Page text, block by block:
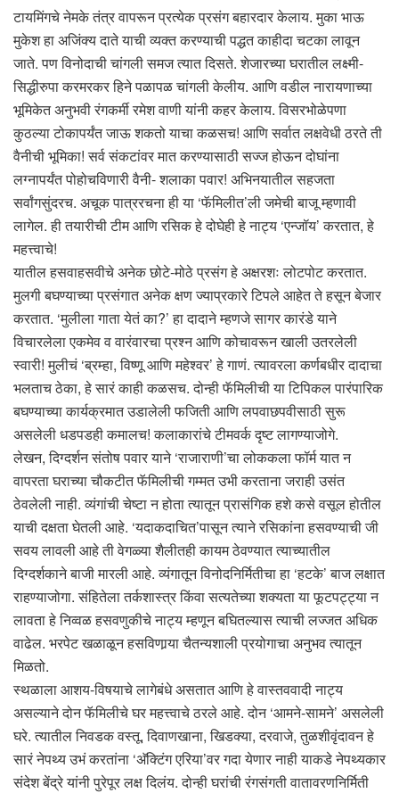
टायमिंगचे नेमके तंत्र वापरून प्रत्येक प्रसंग बहारदार केलाय. मुका भाऊ
मुकेश हा अजिंक्य दाते याची व्यक्त करण्याची पद्धत काहीदा चटका लावून
जाते. पण विनोदाची चांगली समज त्यात दिसते. शेजारच्या घरातील लक्ष्मी-
सिद्धीरुपा करमरकर हिने पळापळ चांगली केलीय. आणि वडील नारायणाच्या
भूमिकेत अनुभवी रंगकर्मी रमेश वाणी यांनी कहर केलाय. विसरभोळेपणा
कुठल्या टोकापर्यंत जाऊ शकतो याचा कळसच! आणि सर्वात लक्षवेधी ठरते ती
वैनीची भूमिका! सर्व संकटांवर मात करण्यासाठी सज्ज होऊन दोघांना
लग्नापर्यंत पोहोचविणारी वैनी- शलाका पवार! अभिनयातील सहजता
सर्वांगसुंदरच. अचूक पात्ररचना ही या ‘फॅमिलीत’ली जमेची बाजू म्हणावी
लागेल. ही तयारीची टीम आणि रसिक हे दोघेही हे नाट्य ‘एन्जॉय’ करतात, हे
महत्त्वाचे!
यातील हसवाहसवीचे अनेक छोटे-मोठे प्रसंग हे अक्षरशः लोटपोट करतात.
मुलगी बघण्याच्या प्रसंगात अनेक क्षण ज्याप्रकारे टिपले आहेत ते हसून बेजार
करतात. ‘मुलीला गाता येतं का?’ हा दादाने म्हणजे सागर कारंडे याने
विचारलेला एकमेव व वारंवारचा प्रश्न आणि कोचावरून खाली उतरलेली
स्वारी! मुलीचं ‘ब्रम्हा, विष्णू आणि महेश्वर’ हे गाणं. त्यावरला कर्णबधीर दादाचा
भलताच ठेका, हे सारं काही कळसच. दोन्ही फॅमिलीची या टिपिकल पारंपारिक
बघण्याच्या कार्यक्रमात उडालेली फजिती आणि लपवाछपवीसाठी सुरू
असलेली धडपडही कमालच! कलाकारांचे टीमवर्क दृष्ट लागण्याजोगे.
लेखन, दिग्दर्शन संतोष पवार याने ‘राजाराणी’चा लोककला फॉर्म यात न
वापरता घराच्या चौकटीत फॅमिलीची गम्मत उभी करताना जराही उसंत
ठेवलेली नाही. व्यंगांची चेष्टा न होता त्यातून प्रासंगिक हशे कसे वसूल होतील
याची दक्षता घेतली आहे. ‘यदाकदाचित’पासून त्याने रसिकांना हसवण्याची जी
सवय लावली आहे ती वेगळ्या शैलीतही कायम ठेवण्यात त्याच्यातील
दिग्दर्शकाने बाजी मारली आहे. व्यंगातून विनोदनिर्मितीचा हा ‘हटके’ बाज लक्षात
राहण्याजोगा. संहितेला तर्कशास्त्र किंवा सत्यतेच्या शक्यता या फूटपट्ट्या न
लावता हे निव्वळ हसवणुकीचे नाट्य म्हणून बघितल्यास त्याची लज्जत अधिक
वाढेल. भरपेट खळाळून हसविणार्‍या चैतन्यशाली प्रयोगाचा अनुभव त्यातून
मिळतो.
स्थळाला आशय-विषयाचे लागेबंधे असतात आणि हे वास्तववादी नाट्य
असल्याने दोन फॅमिलीचे घर महत्त्वाचे ठरले आहे. दोन ‘आमने-सामने’ असलेली
घरे. त्यातील निवडक वस्तू, दिवाणखाना, खिडक्या, दरवाजे, तुळशीवृंदावन हे
सारं नेपथ्य उभं करतांना ‘अ‍ॅक्टिंग एरिया’वर गदा येणार नाही याकडे नेपथ्यकार
संदेश बेंद्रे यांनी पुरेपूर लक्ष दिलंय. दोन्ही घरांची रंगसंगती वातावरणनिर्मिती